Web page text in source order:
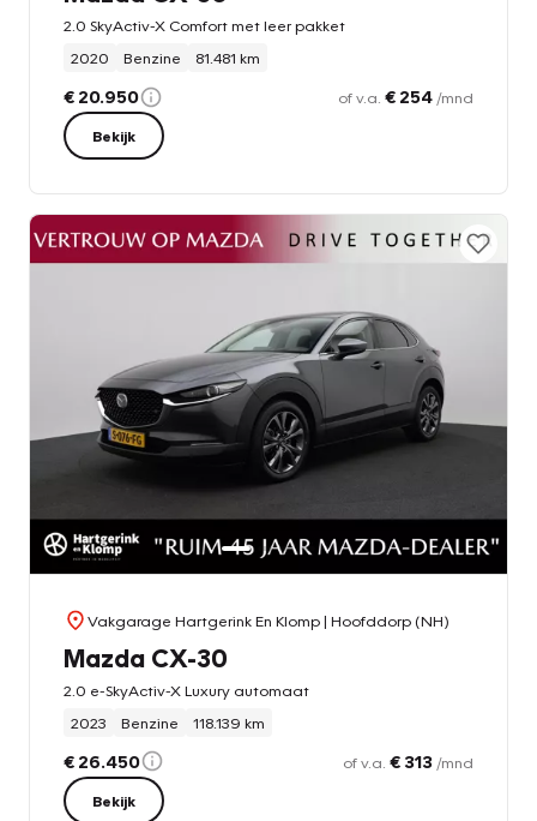
2.0 SkyActiv-X Comfort met leer pakket
2020
Benzine 81.481 km
€ 20.950 of v.a. € 254 /mnd
Bekijk
Vakgarage Hartgerink En Klomp| Hoofddorp (NH)
Mazda CX-30
2.0 e-SkyActiv-X Luxury automaat
2023
Benzine 118.139 km
€ 26.450 of v.a. € 313 /mnd
Bekijk